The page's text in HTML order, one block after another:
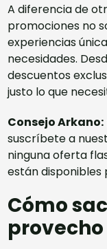
A diferencia de
promociones no
experiencias
necesidades.
descuentos
justo lo que
Consejo Arkano:
suscríbete a
ninguna oferta
están
Cómo